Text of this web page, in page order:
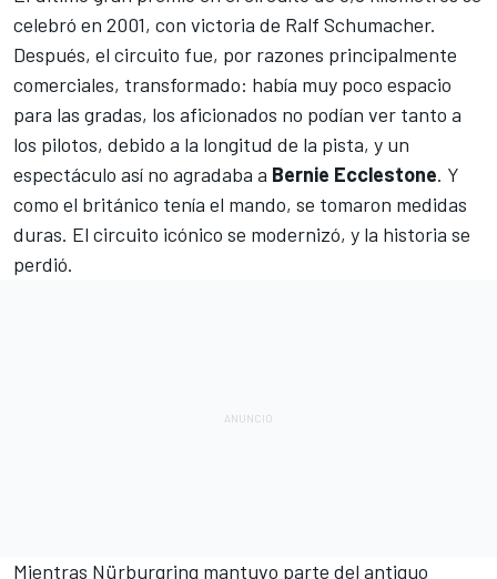
celebró en 2001, con victoria de Ralf Schumacher.
Después, el circuito fue, por razones principalmente
comerciales, transformado: había muy poco espacio
para las gradas, los aficionados no podían ver tanto a
los pilotos, debido a la longitud de la pista, y un
espectáculo así no agradaba a Bernie Ecclestone. Y
como el británico tenía el mando, se tomaron medidas
duras. El circuito icónico se modernizó, y la historia se
perdió.
Mientras Nürburgring mantuvo parte del antiguo